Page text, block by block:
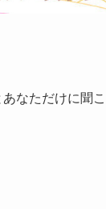
なただけに聞こ